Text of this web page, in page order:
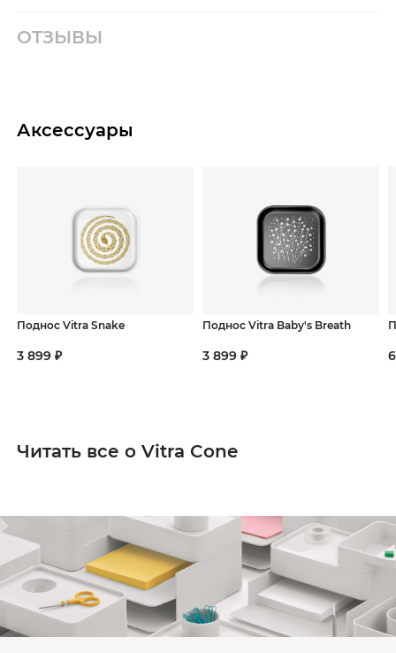
ОТЗЫВЫ
Аксессуары
Поднос Vitra Snake
3 899 ₽
Поднос Vitra Baby's Breath
3 899 ₽
Читать все о Vitra Cone